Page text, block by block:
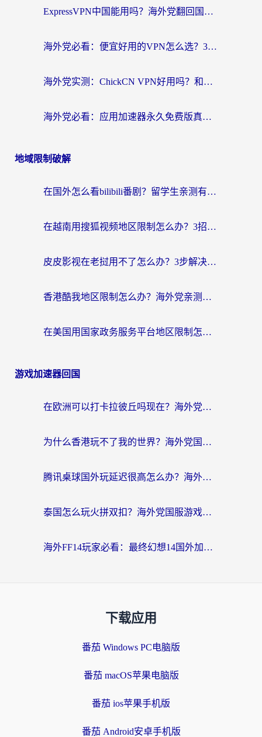
ExpressVPN中国能用吗？海外党翻回国内的加速器选择指南（附番茄加速器实测）
海外党必看：便宜好用的VPN怎么选？3步解决回国访问难题+Steam改区技巧
海外党实测：ChickCN VPN好用吗？和OurPlay VPN对比哪个回国效果更好？附避坑指南
海外党必看：应用加速器永久免费版真的靠谱吗？教你选对回国加速器无缝刷国内资源
地域限制破解
在国外怎么看bilibili番剧？留学生亲测有效的地域限制突破指南（附酷我酷狗音乐解决方法）
在越南用搜狐视频地区限制怎么办？3招解决海外看国内剧难题（附西瓜视频CCTV观看技巧）
皮皮影视在老挝用不了怎么办？3步解决海外看国内影视&财经的痛点
香港酷我地区限制怎么办？海外党亲测有效的回国加速方案来了
在美国用国家政务服务平台地区限制怎么办？海外华人必备的突破攻略（附追剧看片技巧）
游戏加速器回国
在欧洲可以打卡拉彼丘吗现在？海外党国服游戏加速器终极避坑指南
为什么香港玩不了我的世界？海外党国服游戏加速终极解决方案
腾讯桌球国外玩延迟很高怎么办？海外党亲测有效的国服游戏加速指南
泰国怎么玩火拼双扣？海外党国服游戏加速终极指南（附暗区突围植物大战僵尸实测）
海外FF14玩家必看：最终幻想14国外加速器下载安装全攻略+卡顿解决秘籍
下载应用
番茄 Windows PC电脑版
番茄 macOS苹果电脑版
番茄 ios苹果手机版
番茄 Android安卓手机版